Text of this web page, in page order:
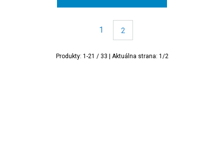
1 2
Produkty: 1 -21 / 33 | Aktuálna strana: 1 /2